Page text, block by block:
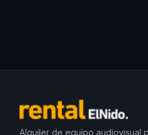
Alquiler de equipo audiovisual